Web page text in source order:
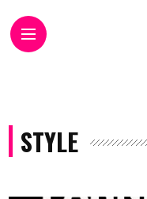
STYLE